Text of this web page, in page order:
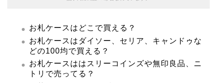
お札ケースはどこで買える？
お札ケースはダイソー、セリア、キャンドゥな
どの100均で買える？
お札ケースははスリーコインズや無印良品、ニ
トリで売ってる？